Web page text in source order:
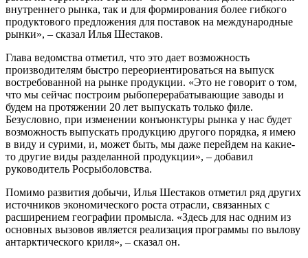
внутреннего рынка, так и для формирования более гибкого
продуктового предложения для поставок на международные
рынки», – сказал Илья Шестаков.
Глава ведомства отметил, что это дает возможность
производителям быстро переориентироваться на выпуск
востребованной на рынке продукции. «Это не говорит о том,
что мы сейчас построим рыбоперерабатывающие заводы и
будем на протяжении 20 лет выпускать только филе.
Безусловно, при изменении конъюнктуры рынка у нас будет
возможность выпускать продукцию другого порядка, я имею
в виду и сурими, и, может быть, мы даже перейдем на какие-
то другие виды разделанной продукции», – добавил
руководитель Росрыболовства.
Помимо развития добычи, Илья Шестаков отметил ряд других
источников экономического роста отрасли, связанных с
расширением географии промысла. «Здесь для нас одним из
основных вызовов является реализация программы по вылову
антарктического криля», – сказал он.